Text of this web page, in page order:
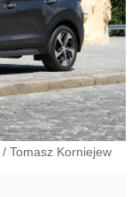
/ Tomasz Korniejew